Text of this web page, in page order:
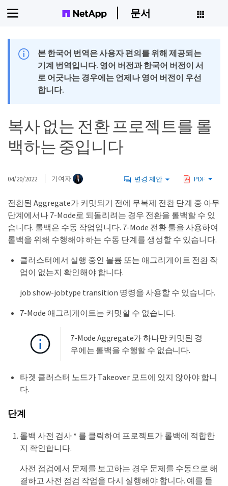
문서
본 한국어 번역은 사용자 편의를 위해 제공되는
기계 번역입니다. 영어 버전과 한국어 버전이 서
로 어긋나는 경우에는 언제나 영어 버전이 우선
합니다.
복사 없는 전환 프로젝트를 롤
백하는 중입니다
04/20/2022 기여자 변경 제안 PDF
전환된 Aggregate가 커밋되기 전에 무복제 전환 단계 중 아무
단계에서나 7-Mode로 되돌리려는 경우 전환을 롤백할 수 있
습니다. 롤백은 수동 작업입니다. 7-Mode 전환 툴을 사용하여
롤백을 위해 수행해야 하는 수동 단계를 생성할 수 있습니다.
클러스터에서 실행 중인 볼륨 또는 애그리게이트 전환 작
업이 없는지 확인해야 합니다.
job show-jobtype transition 명령을 사용할 수 있습니다.
7-Mode 애그리게이트는 커밋할 수 없습니다.
7-Mode Aggregate가 하나만 커밋된 경
우에는 롤백을 수행할 수 없습니다.
타겟 클러스터 노드가 Takeover 모드에 있지 않아야 합니
다.
단계
롤백 사전 검사 * 를 클릭하여 프로젝트가 롤백에 적합한
지 확인합니다.
사전 점검에서 문제를 보고하는 경우 문제를 수동으로 해
결하고 사전 점검 작업을 다시 실행해야 합니다. 예를 들